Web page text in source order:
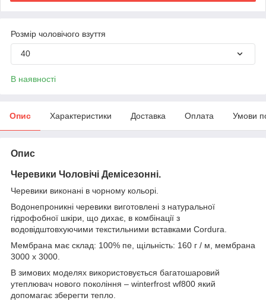
Розмір чоловічого взуття
40
В наявності
Опис Характеристики Доставка Оплата Умови
Опис
Черевики Чоловічі Демісезонні.
Черевики виконані в чорному кольорі.
Водонепроникні черевики виготовлені з натуральної
гідрофобної шкіри, що дихає, в комбінації з
водовідштовхуючими текстильними вставками Cordura.
Мембрана має склад: 100% пе, щільність: 160 г / м, мембрана
3000 х 3000.
В зимових моделях використовується багатошаровий
утеплювач нового покоління – winterfrost wf800 який
допомагає зберегти тепло.